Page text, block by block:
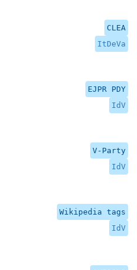
CLEA
ItDeVa
EJPR PDY
IdV
V-Party
IdV
Wikipedia tags
IdV